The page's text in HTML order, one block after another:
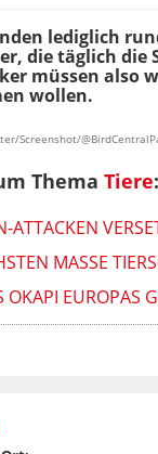
lediglich
die täglich die
müssen also
wollen.
Screenshot/
Thema Tiere:
ATTACKEN
MASSE
OKAPI EUROPAS